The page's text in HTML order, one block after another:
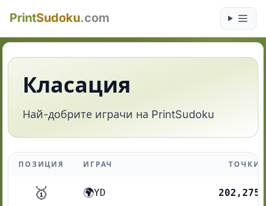
PrintSudoku.com
Класация
Най-добрите играчи на PrintSudoku
ПОЗИЦИЯ ИГРАЧ ТОЧКИ
🥇 🌍YD 202,275